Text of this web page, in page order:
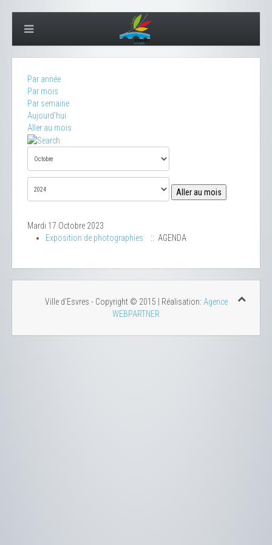
Par année
Par mois
Par semaine
Aujourd'hui
Aller au mois
Aller au mois
Mardi 17 Octobre 2023
Exposition de photographies
:: AGENDA
Ville d'Esvres - Copyright © 2015 | Réalisation: Agence
WEBPARTNER